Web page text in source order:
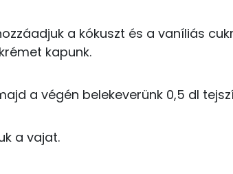
zsírsav
a kókuszt és a vaníliás
kapunk.
a végén belekeverünk 0,5 dl
a vajat.